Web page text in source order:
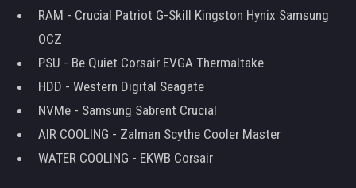
RAM - Crucial Patriot G-Skill Kingston Hynix Samsung
OCZ
PSU - Be Quiet Corsair EVGA Thermaltake
HDD - Western Digital Seagate
NVMe - Samsung Sabrent Crucial
AIR COOLING - Zalman Scythe Cooler Master
WATER COOLING - EKWB Corsair